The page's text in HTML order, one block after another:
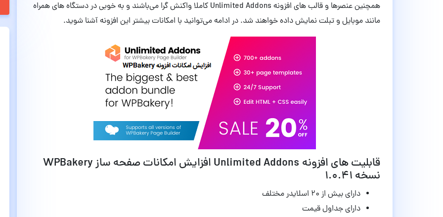
همچنین عنصرها و قالب های افزونه Unlimited Addons کاملا واکنش گرا می‌باشند و به خوبی در دستگاه های همراه
مانند موبایل و تبلت نمایش داده خواهند شد. در ادامه می‌توانید با امکانات بیشتر این افزونه آشنا شوید.
قابلیت های افزونه Unlimited Addons افزایش امکانات صفحه ساز WPBakery
نسخه 1.0.41
دارای بیش از ۲۰ اسلایدر مختلف
دارای جداول قیمت